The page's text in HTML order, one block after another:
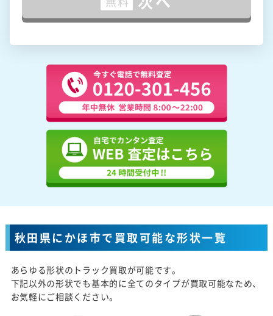
秋田県にかほ市で買取可能な形状一覧
あらゆる形状のトラック買取が可能です。
下記以外の形状でも基本的に全てのタイプが買取可能なため、
お気軽にご相談ください。